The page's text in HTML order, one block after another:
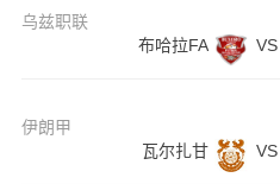
乌兹职联
布哈拉FA
VS
伊朗甲
瓦尔扎甘
VS